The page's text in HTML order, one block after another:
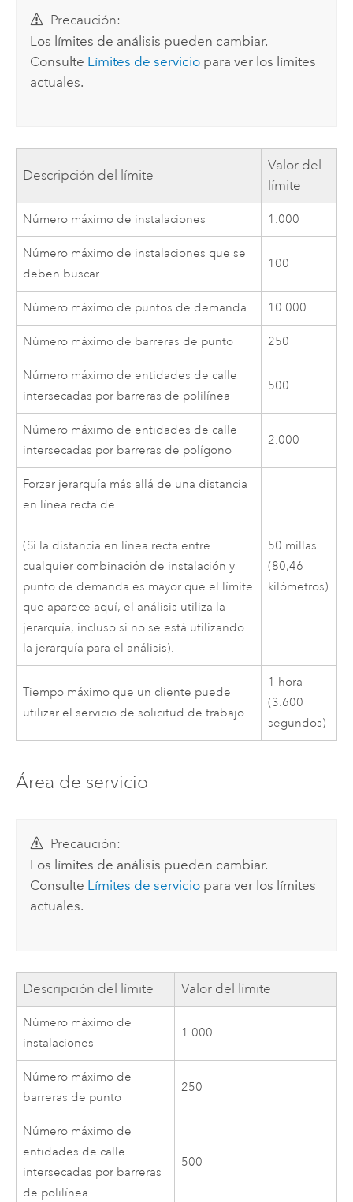
Precaución:
Los límites de análisis pueden cambiar.
Consulte Límites de servicio para ver los límites
actuales.
Descripción del límite
Valor del
límite
Número máximo de instalaciones 1.000
Número máximo de instalaciones que se
deben buscar
100
Número máximo de puntos de demanda 10.000
Número máximo de barreras de punto 250
Número máximo de entidades de calle
intersecadas por barreras de polilínea
500
Número máximo de entidades de calle
intersecadas por barreras de polígono
2.000
Forzar jerarquía más allá de una distancia
en línea recta de
(Si la distancia en línea recta entre
cualquier combinación de instalación y
punto de demanda es mayor que el límite
que aparece aquí, el análisis utiliza la
jerarquía, incluso si no se está utilizando
la jerarquía para el análisis).
50 millas
(80,46
kilómetros)
Tiempo máximo que un cliente puede
utilizar el servicio de solicitud de trabajo
1 hora
(3.600
segundos)
Área de servicio
Precaución:
Los límites de análisis pueden cambiar.
Consulte Límites de servicio para ver los límites
actuales.
Descripción del límite Valor del límite
Número máximo de
instalaciones
1.000
Número máximo de
barreras de punto
250
Número máximo de
entidades de calle
intersecadas por barreras
de polilínea
500